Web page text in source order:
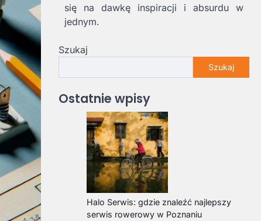
się na dawkę inspiracji i absurdu w
jednym.
Szukaj
Szukaj
Ostatnie wpisy
Halo Serwis: gdzie znaleźć najlepszy
serwis rowerowy w Poznaniu